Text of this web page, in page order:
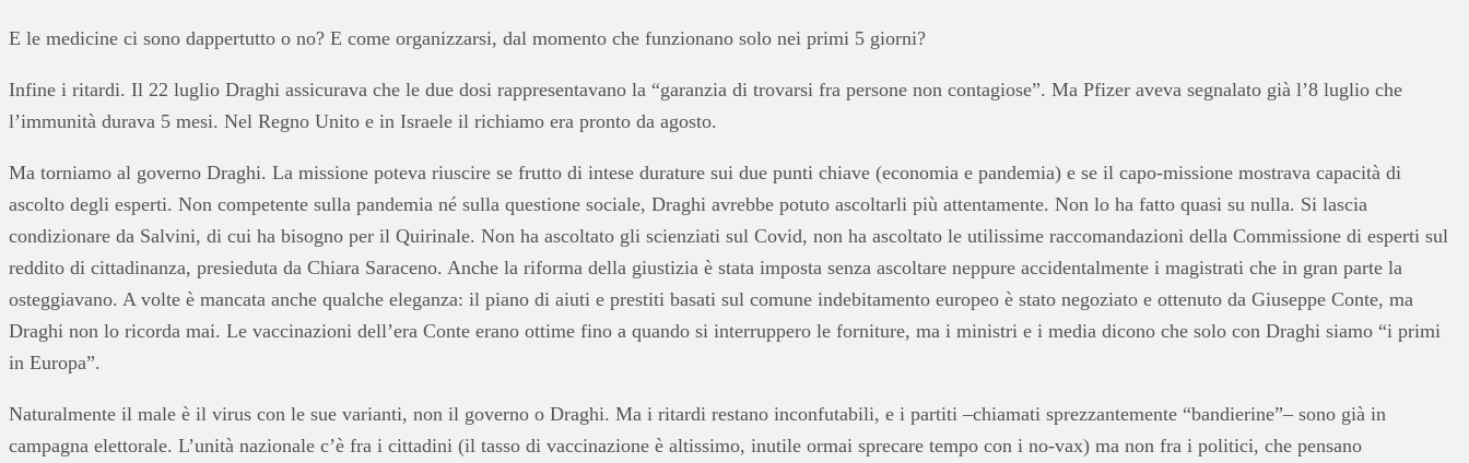
E le medicine ci sono dappertutto o no? E come organizzarsi, dal momento che funzionano solo nei primi 5 giorni?
Infine i ritardi. Il 22 luglio Draghi assicurava che le due dosi rappresentavano la “garanzia di trovarsi fra persone non contagiose”. Ma Pfizer aveva segnalato già l’8 luglio che
l’immunità durava 5 mesi. Nel Regno Unito e in Israele il richiamo era pronto da agosto.
Ma torniamo al governo Draghi. La missione poteva riuscire se frutto di intese durature sui due punti chiave (economia e pandemia) e se il capo-missione mostrava capacità di
ascolto degli esperti. Non competente sulla pandemia né sulla questione sociale, Draghi avrebbe potuto ascoltarli più attentamente. Non lo ha fatto quasi su nulla. Si lascia
condizionare da Salvini, di cui ha bisogno per il Quirinale. Non ha ascoltato gli scienziati sul Covid, non ha ascoltato le utilissime raccomandazioni della Commissione di esperti sul
reddito di cittadinanza, presieduta da Chiara Saraceno. Anche la riforma della giustizia è stata imposta senza ascoltare neppure accidentalmente i magistrati che in gran parte la
osteggiavano. A volte è mancata anche qualche eleganza: il piano di aiuti e prestiti basati sul comune indebitamento europeo è stato negoziato e ottenuto da Giuseppe Conte, ma
Draghi non lo ricorda mai. Le vaccinazioni dell’era Conte erano ottime fino a quando si interruppero le forniture, ma i ministri e i media dicono che solo con Draghi siamo “i primi
in Europa”.
Naturalmente il male è il virus con le sue varianti, non il governo o Draghi. Ma i ritardi restano inconfutabili, e i partiti –chiamati sprezzantemente “bandierine”– sono già in
campagna elettorale. L’unità nazionale c’è fra i cittadini (il tasso di vaccinazione è altissimo, inutile ormai sprecare tempo con i no-vax) ma non fra i politici, che pensano